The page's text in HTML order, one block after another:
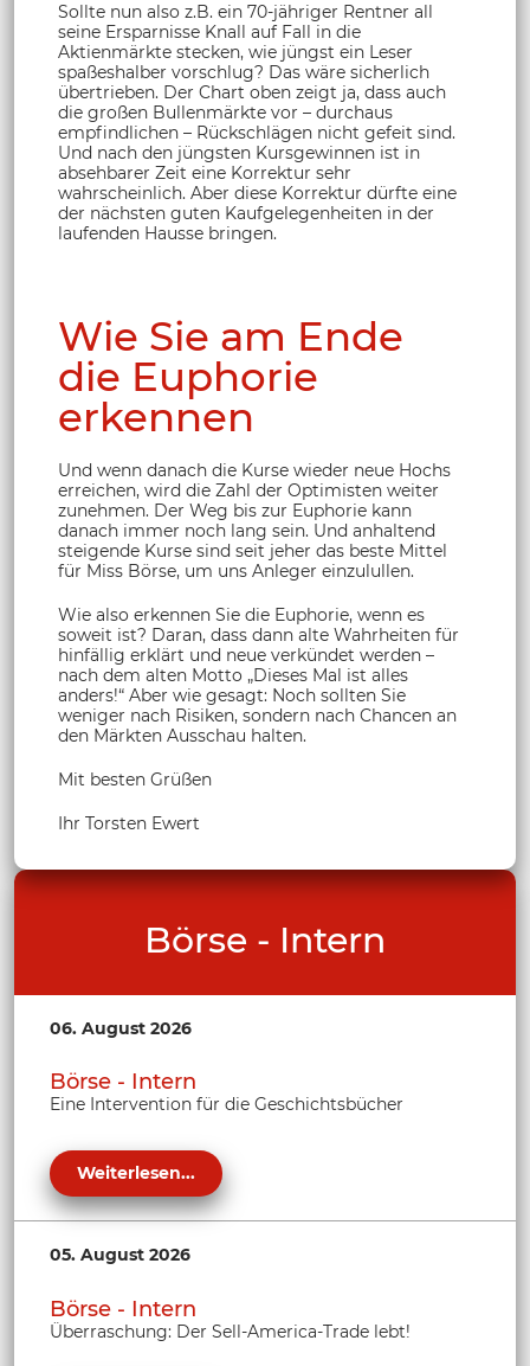
Sollte nun also z.B. ein 70-jähriger Rentner all
seine Ersparnisse Knall auf Fall in die
Aktienmärkte stecken, wie jüngst ein Leser
spaßeshalber vorschlug? Das wäre sicherlich
übertrieben. Der Chart oben zeigt ja, dass auch
die großen Bullenmärkte vor – durchaus
empfindlichen – Rückschlägen nicht gefeit sind.
Und nach den jüngsten Kursgewinnen ist in
absehbarer Zeit eine Korrektur sehr
wahrscheinlich. Aber diese Korrektur dürfte eine
der nächsten guten Kaufgelegenheiten in der
laufenden Hausse bringen.
Wie Sie am Ende
die Euphorie
erkennen
Und wenn danach die Kurse wieder neue Hochs
erreichen, wird die Zahl der Optimisten weiter
zunehmen. Der Weg bis zur Euphorie kann
danach immer noch lang sein. Und anhaltend
steigende Kurse sind seit jeher das beste Mittel
für Miss Börse, um uns Anleger einzulullen.
Wie also erkennen Sie die Euphorie, wenn es
soweit ist? Daran, dass dann alte Wahrheiten für
hinfällig erklärt und neue verkündet werden –
nach dem alten Motto „Dieses Mal ist alles
anders!“ Aber wie gesagt: Noch sollten Sie
weniger nach Risiken, sondern nach Chancen an
den Märkten Ausschau halten.
Mit besten Grüßen
Ihr Torsten Ewert
Börse - Intern
06. August 2026
Börse - Intern
Eine Intervention für die Geschichtsbücher
Weiterlesen...
05. August 2026
Börse - Intern
Überraschung: Der Sell-America-Trade lebt!